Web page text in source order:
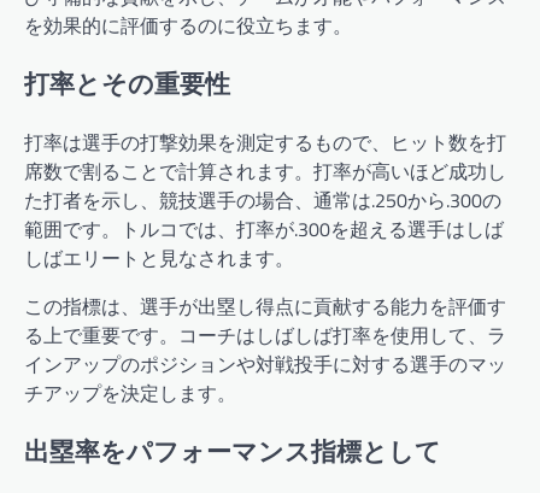
を効果的に評価するのに役立ちます。
打率とその重要性
打率は選手の打撃効果を測定するもので、ヒット数を打
席数で割ることで計算されます。打率が高いほど成功し
た打者を示し、競技選手の場合、通常は.250から.300の
範囲です。トルコでは、打率が.300を超える選手はしば
しばエリートと見なされます。
この指標は、選手が出塁し得点に貢献する能力を評価す
る上で重要です。コーチはしばしば打率を使用して、ラ
インアップのポジションや対戦投手に対する選手のマッ
チアップを決定します。
出塁率をパフォーマンス指標として